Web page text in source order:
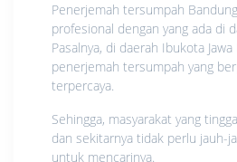
Penerjemah tersumpah
profesional dengan yang ada di
Pasalnya, di daerah Ibukota
penerjemah tersumpah yang
terpercaya.
Sehingga, masyarakat yang
dan sekitarnya tidak perlu jauh-
untuk mencarinya.